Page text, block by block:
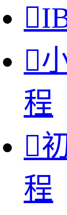


程

程